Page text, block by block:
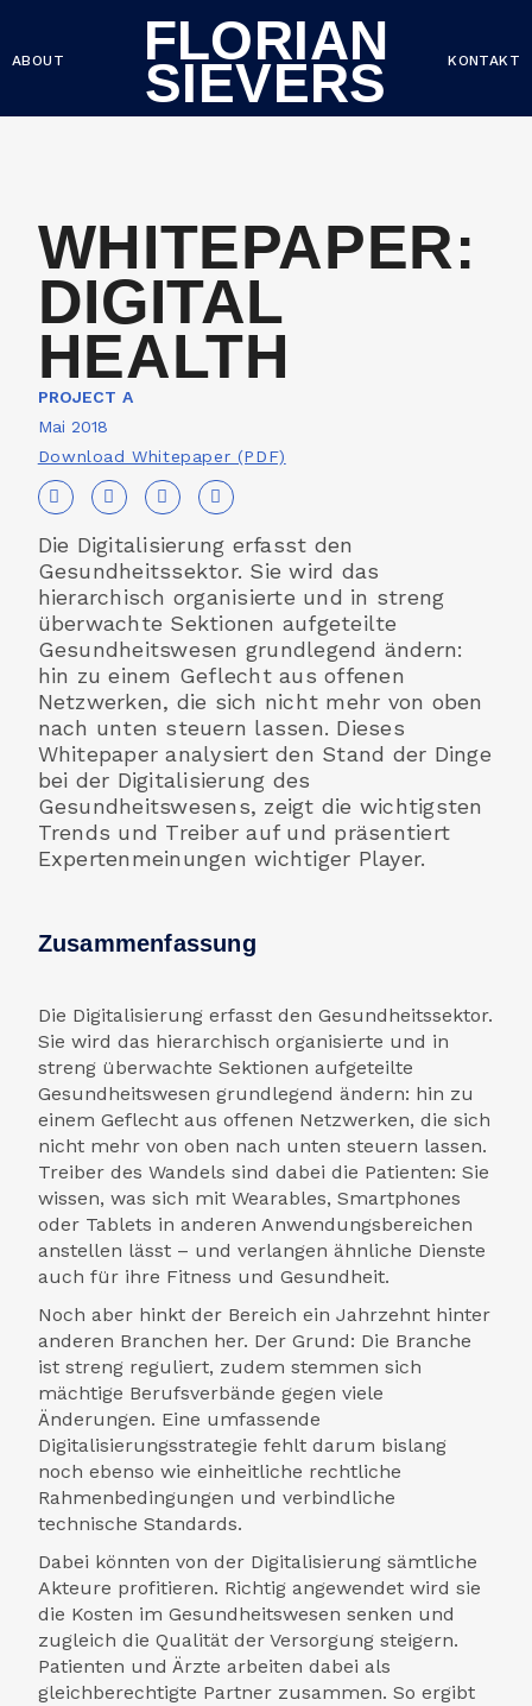
ABOUT FLORIAN
SIEVERS KONTAKT
WHITEPAPER:
DIGITAL
HEALTH
PROJECT A
Mai 2018
Download Whitepaper (PDF)
Die Digitalisierung erfasst den
Gesundheitssektor. Sie wird das
hierarchisch organisierte und in streng
überwachte Sektionen aufgeteilte
Gesundheitswesen grundlegend ändern:
hin zu einem Geflecht aus offenen
Netzwerken, die sich nicht mehr von oben
nach unten steuern lassen. Dieses
Whitepaper analysiert den Stand der Dinge
bei der Digitalisierung des
Gesundheitswesens, zeigt die wichtigsten
Trends und Treiber auf und präsentiert
Expertenmeinungen wichtiger Player.
Zusammenfassung
Die Digitalisierung erfasst den Gesundheitssektor.
Sie wird das hierarchisch organisierte und in
streng überwachte Sektionen aufgeteilte
Gesundheitswesen grundlegend ändern: hin zu
einem Geflecht aus offenen Netzwerken, die sich
nicht mehr von oben nach unten steuern lassen.
Treiber des Wandels sind dabei die Patienten: Sie
wissen, was sich mit Wearables, Smartphones
oder Tablets in anderen Anwendungsbereichen
anstellen lässt – und verlangen ähnliche Dienste
auch für ihre Fitness und Gesundheit.
Noch aber hinkt der Bereich ein Jahrzehnt hinter
anderen Branchen her. Der Grund: Die Branche
ist streng reguliert, zudem stemmen sich
mächtige Berufsverbände gegen viele
Änderungen. Eine umfassende
Digitalisierungsstrategie fehlt darum bislang
noch ebenso wie einheitliche rechtliche
Rahmenbedingungen und verbindliche
technische Standards.
Dabei könnten von der Digitalisierung sämtliche
Akteure profitieren. Richtig angewendet wird sie
die Kosten im Gesundheitswesen senken und
zugleich die Qualität der Versorgung steigern.
Patienten und Ärzte arbeiten dabei als
gleichberechtigte Partner zusammen. So ergibt